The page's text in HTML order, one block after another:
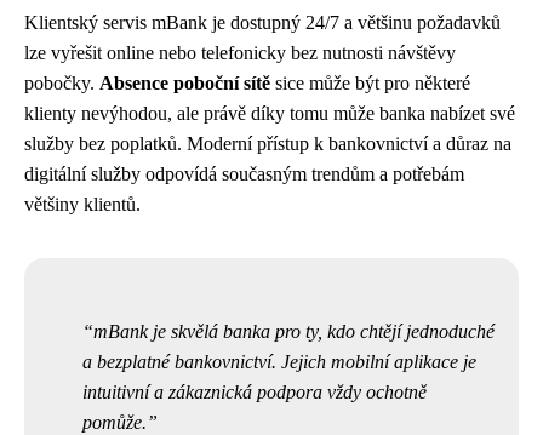
Klientský servis mBank je dostupný 24/7 a většinu požadavků
lze vyřešit online nebo telefonicky bez nutnosti návštěvy
pobočky. Absence poboční sítě sice může být pro některé
klienty nevýhodou, ale právě díky tomu může banka nabízet své
služby bez poplatků. Moderní přístup k bankovnictví a důraz na
digitální služby odpovídá současným trendům a potřebám
většiny klientů.
mBank je skvělá banka pro ty, kdo chtějí jednoduché
a bezplatné bankovnictví. Jejich mobilní aplikace je
intuitivní a zákaznická podpora vždy ochotně
pomůže.